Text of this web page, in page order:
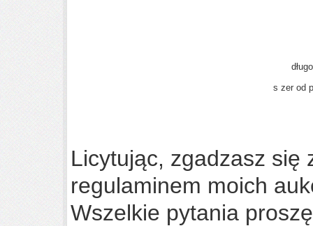
s zer od
Licytując, zgadzasz się
regulaminem moich
Wszelkie pytania proszę